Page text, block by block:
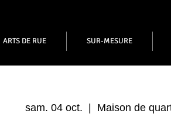
ARTS DE RUE SUR-MESURE
sam. 04 oct. Maison de